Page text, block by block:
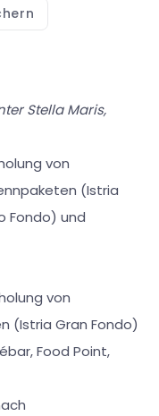
Stella Maris,
von
(Istria
Fondo) und
von
(Istria Gran Fondo)
Food Point,